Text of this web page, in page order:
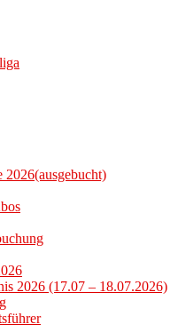
2026(ausgebucht)
2026 (17.07 – 18.07.2026)